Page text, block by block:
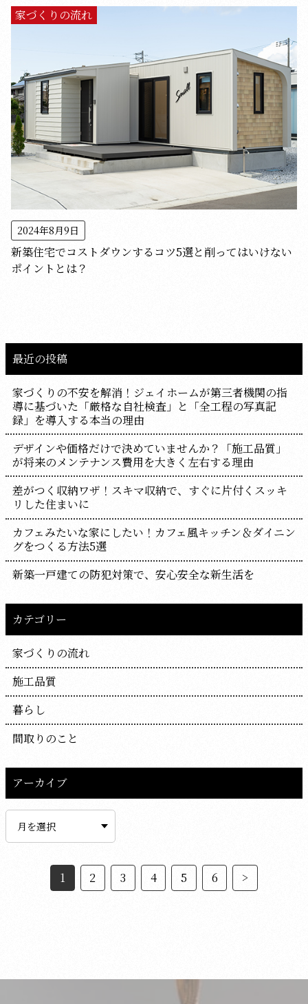
家づくりの流れ
2024年8月9日
新築住宅でコストダウンするコツ5選と削ってはいけない
ポイントとは？
最近の投稿
家づくりの不安を解消！ジェイホームが第三者機関の指
導に基づいた「厳格な自社検査」と「全工程の写真記
録」を導入する本当の理由
デザインや価格だけで決めていませんか？「施工品質」
が将来のメンテナンス費用を大きく左右する理由
差がつく収納ワザ！スキマ収納で、すぐに片付くスッキ
リした住まいに
カフェみたいな家にしたい！カフェ風キッチン＆ダイニン
グをつくる方法5選
新築一戸建ての防犯対策で、安心安全な新生活を
カテゴリー
家づくりの流れ
施工品質
暮らし
間取りのこと
アーカイブ
イ
1
2 3 4 5 6 >